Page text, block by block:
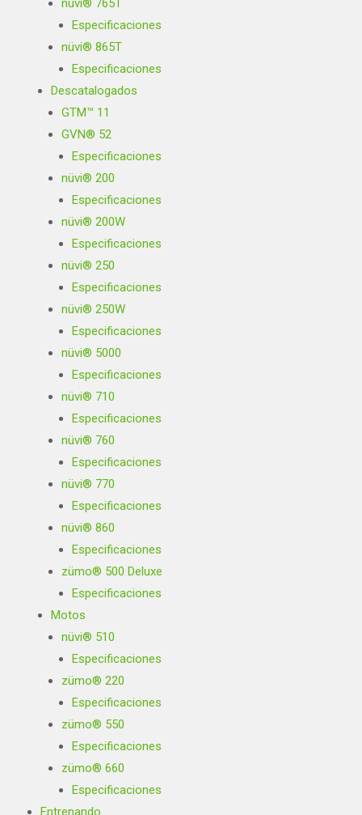
nüvi® 765T
Especificaciones
nüvi® 865T
Especificaciones
Descatalogados
GTM™ 11
GVN® 52
Especificaciones
nüvi® 200
Especificaciones
nüvi® 200W
Especificaciones
nüvi® 250
Especificaciones
nüvi® 250W
Especificaciones
nüvi® 5000
Especificaciones
nüvi® 710
Especificaciones
nüvi® 760
Especificaciones
nüvi® 770
Especificaciones
nüvi® 860
Especificaciones
zümo® 500 Deluxe
Especificaciones
Motos
nüvi® 510
Especificaciones
zümo® 220
Especificaciones
zümo® 550
Especificaciones
zümo® 660
Especificaciones
Entrenando